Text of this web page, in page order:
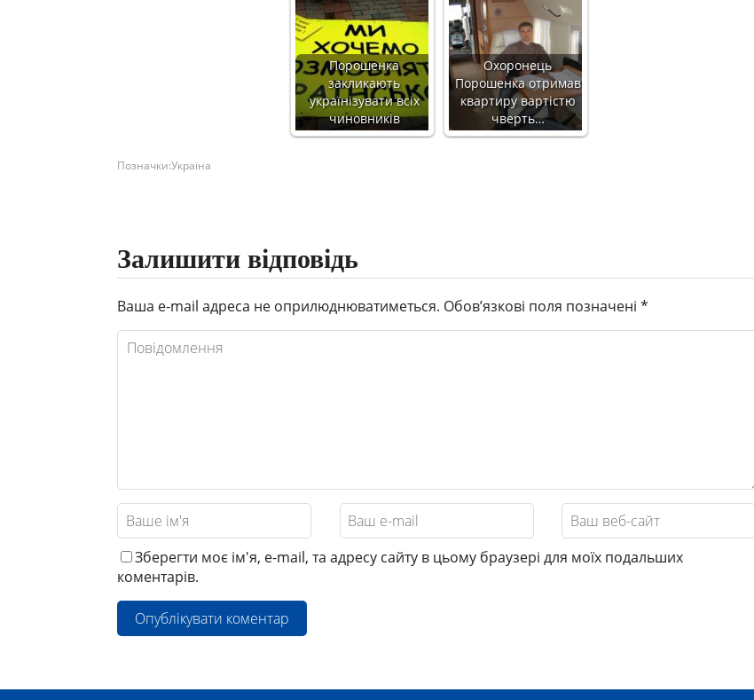
Порошенка
закликають
українізувати всіх
чиновників
Охоронець
Порошенка отримав
квартиру вартістю
чверть…
Позначки:Україна
Залишити відповідь
Ваша e-mail адреса не оприлюднюватиметься. Обов’язкові поля позначені *
Зберегти моє ім'я, e-mail, та адресу сайту в цьому браузері для моїх подальших
коментарів.